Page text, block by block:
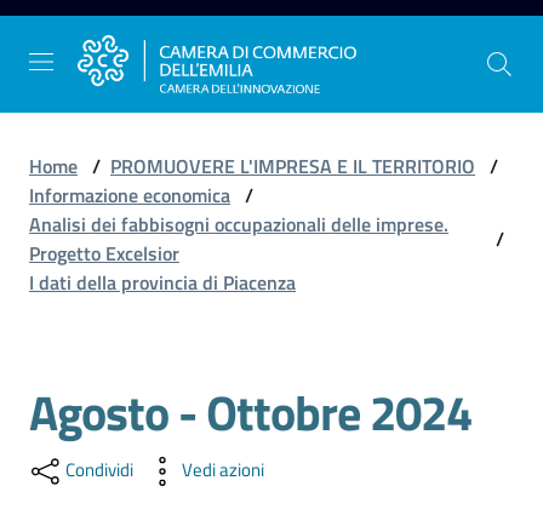
Vai al contenuto
Vai alla navigazione
Vai al footer
La
Camera
Gestire
l'impresa
Home / PROMUOVERE L'IMPRESA E IL TERRITORIO /
Informazione economica /
Analisi dei fabbisogni occupazionali delle imprese.
Progetto Excelsior
/
I dati della provincia di Piacenza
Salta al contenuto
Agosto - Ottobre 2024
Condividi Vedi azioni